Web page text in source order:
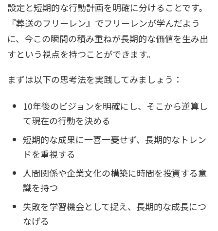
設定と短期的な行動計画を明確に分けることです。
『葬送のフリーレン』でフリーレンが学んだよう
に、今この瞬間の積み重ねが長期的な価値を生み出
すという視点を持つことができます。
まずは以下の思考法を実践してみましょう：
10年後のビジョンを明確にし、そこから逆算し
て現在の行動を決める
短期的な成果に一喜一憂せず、長期的なトレン
ドを重視する
人間関係や企業文化の構築に時間を投資する意
識を持つ
失敗を学習機会として捉え、長期的な成長につ
なげる